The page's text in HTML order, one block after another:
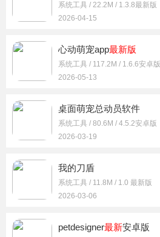
系统工具 / 22.2M / 1.3.8最新版
2026-04-15
心动萌宠app最新版
系统工具 / 117.2M / 1.6.6安卓版
2026-05-13
桌面萌宠总动员软件
系统工具 / 80.6M / 4.5.2安卓版
2026-03-19
我的刀盾
系统工具 / 11.8M / 1.0 最新版
2026-03-06
petdesigner最新安卓版